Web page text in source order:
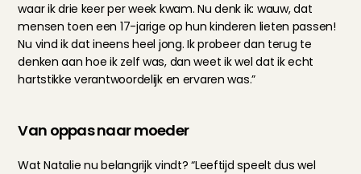
waar ik drie keer per week kwam. Nu denk ik: wauw, dat
mensen toen een 17-jarige op hun kinderen lieten passen!
Nu vind ik dat ineens heel jong. Ik probeer dan terug te
denken aan hoe ik zelf was, dan weet ik wel dat ik echt
hartstikke verantwoordelijk en ervaren was.”
Van oppas naar moeder
Wat Natalie nu belangrijk vindt? “Leeftijd speelt dus wel